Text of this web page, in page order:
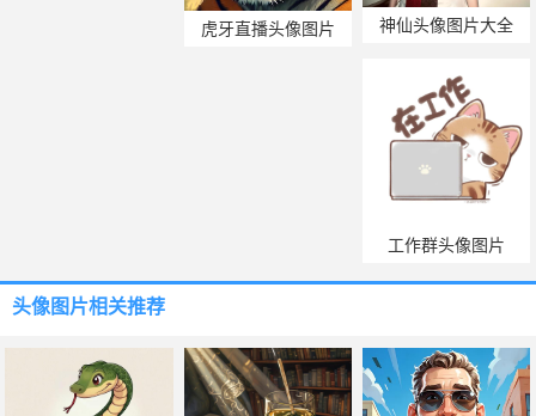
虎牙直播头像图片 神仙头像图片大全
工作群头像图片
头像图片相关推荐